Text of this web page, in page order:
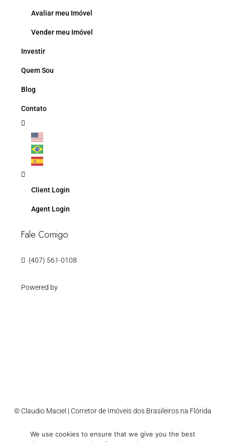
Avaliar meu Imóvel
Vender meu Imóvel
Investir
Quem Sou
Blog
Contato
Client Login
Agent Login
Fale Comigo
(407) 561-0108
Powered by
© Claudio Maciel | Corretor de Imóveis dos Brasileiros na Flórida
Accessibility Cookie Policy Privacy Policy Sitemap
We use cookies to ensure that we give you the best